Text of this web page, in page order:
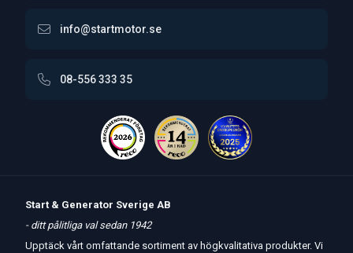
info@startmotor.se
08-556 333 35
Start & Generator Sverige AB
- ditt pålitliga val sedan 1942
Upptäck vårt omfattande sortiment av högkvalitativa produkter. Vi